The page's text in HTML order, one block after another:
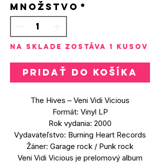
Množstvo *
Na sklade zostáva 1 kusov
Pridať do košíka
The Hives – Veni Vidi Vicious
Formát: Vinyl LP
Rok vydania: 2000
Vydavateľstvo: Burning Heart Records
Žáner: Garage rock / Punk rock
Veni Vidi Vicious je prelomový album